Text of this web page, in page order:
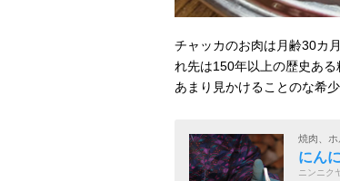
チャッカのお肉は月齢30カ
れ先は150年以上の歴史あ
あまり見かけることのな希
焼肉、
にん
ニンニク